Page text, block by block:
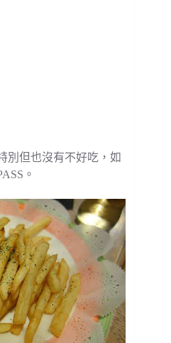
別但也沒有不好吃，如
。